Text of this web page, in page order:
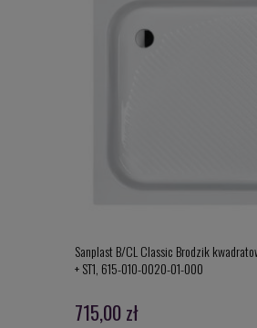
Sanplast B/CL Classic Brodzik
+ ST1, 615-010-0020-01-000
715,00 zł